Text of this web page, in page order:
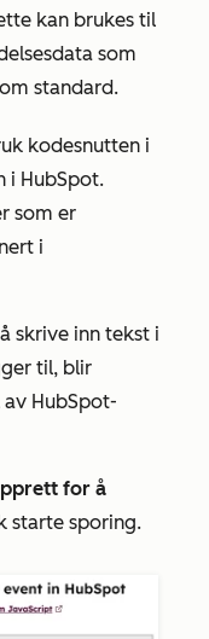
kan brukes til
som
standard.
kodesnutten i
i HubSpot.
som er
i
skrive inn tekst i
til, blir
HubSpot-
for å
starte sporing.